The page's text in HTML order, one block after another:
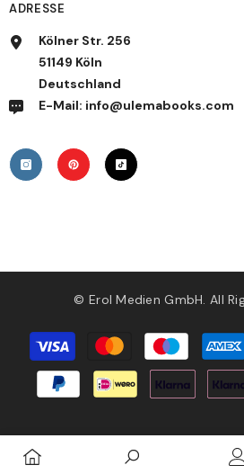
ADRESSE
Kölner Str. 256
51149 Köln
Deutschland
E-Mail: info@ulemabooks.com
© Erol Medien GmbH. All